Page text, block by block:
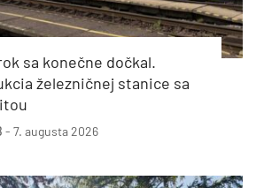
sa konečne dočkal.
železničnej stanice sa
- 7. augusta 2026